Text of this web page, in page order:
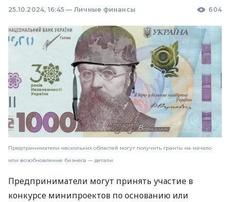
25.10.2024, 16:45 — Личные финансы 604
Предприниматели нескольких областей могут получить гранты на начало
или возобновление бизнеса — детали
Предприниматели могут принять участие в
конкурсе минипроектов по основанию или